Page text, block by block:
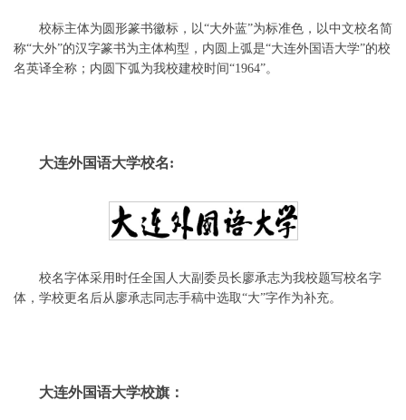
校标主体为圆形篆书徽标，以“大外蓝”为标准色，以中文校名简
称“大外”的汉字篆书为主体构型，内圆上弧是“大连外国语大学”的校
名英译全称；内圆下弧为我校建校时间“1964”。
大连外国语大学校名:
校名字体采用时任全国人大副委员长廖承志为我校题写校名字
体，学校更名后从廖承志同志手稿中选取“大”字作为补充。
大连外国语大学校旗：